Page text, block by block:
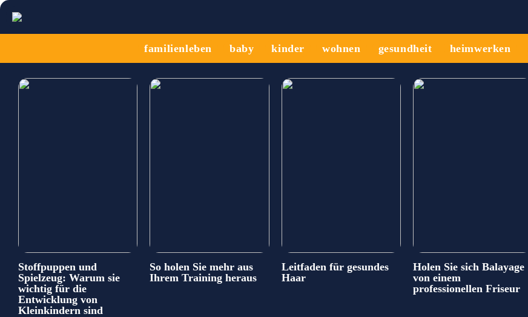
familienleben baby kinder wohnen gesundheit heimwerken
Stoffpuppen und
Spielzeug: Warum sie
wichtig für die
Entwicklung von
Kleinkindern sind
So holen Sie mehr aus
Ihrem Training heraus
Leitfaden für gesundes
Haar
Holen Sie sich Balayage
von einem
professionellen Friseur